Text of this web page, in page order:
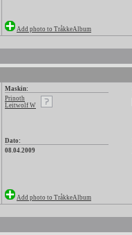
Add photo to TråkkeAlbum
Maskin:
Prinoth
Leitwolf W
Dato:
08.04.2009
Add photo to TråkkeAlbum